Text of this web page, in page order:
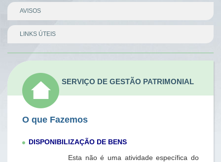
AVISOS
LINKS ÚTEIS
Divisor
SERVIÇO DE GESTÃO PATRIMONIAL
O que Fazemos
DISPONIBILIZAÇÃO DE BENS
Esta não é uma atividade específica do